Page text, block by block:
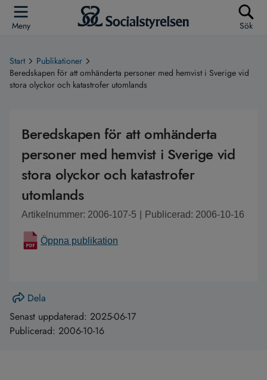
Meny Sök
Start
Publikationer
Beredskapen för att omhänderta personer med hemvist i Sverige vid
stora olyckor och katastrofer utomlands
Beredskapen för att omhänderta
personer med hemvist i Sverige vid
stora olyckor och katastrofer
utomlands
Artikelnummer: 2006-107-5 Publicerad: 2006-10-16
Öppna publikation
Dela
Senast uppdaterad: 2025-06-17
Publicerad: 2006-10-16